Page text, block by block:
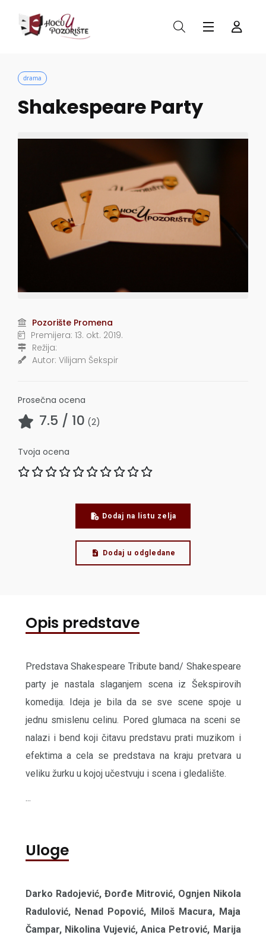
drama
Shakespeare Party
Pozorište Promena
Premijera: 13. okt. 2019.
Režija:
Autor: Vilijam Šekspir
Prosečna ocena
7.5 / 10 (2)
Tvoja ocena
Dodaj na listu zelja
Dodaj u odgledane
Opis predstave
Predstava Shakespeare Tribute band/ Shakespeare
party je nastala slaganjem scena iz Šekspirovih
komedija. Ideja je bila da se sve scene spoje u
jednu smislenu celinu. Pored glumaca na sceni se
nalazi i bend koji čitavu predstavu prati muzikom i
efektima a cela se predstava na kraju pretvara u
veliku žurku u kojoj učestvuju i scena i gledalište.
...
Uloge
Darko Radojević, Đorđe Mitrović, Ognjen Nikola
Radulović, Nenad Popović, Miloš Macura, Maja
Čampar, Nikolina Vujević, Anica Petrović, Marija